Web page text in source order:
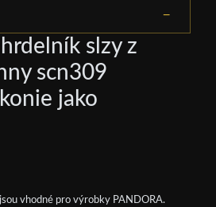
slzy z
scn309
jako
vhodné pro výrobky PANDORA.